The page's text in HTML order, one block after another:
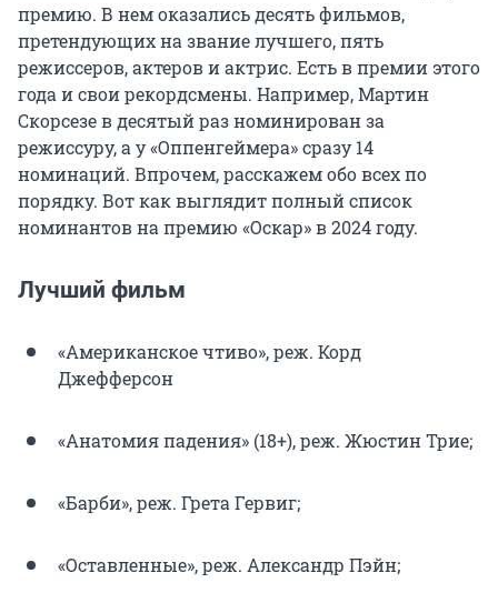
премию. В нем оказались десять фильмов,
претендующих на звание лучшего, пять
режиссеров, актеров и актрис. Есть в премии этого
года и свои рекордсмены. Например, Мартин
Скорсезе в десятый раз номинирован за
режиссуру, а у «Оппенгеймера» сразу 14
номинаций. Впрочем, расскажем обо всех по
порядку. Вот как выглядит полный список
номинантов на премию «Оскар» в 2024 году.
Лучший фильм
«Американское чтиво», реж. Корд
Джефферсон
«Анатомия падения» (18+), реж. Жюстин Трие;
«Барби», реж. Грета Гервиг;
«Оставленные», реж. Александр Пэйн;